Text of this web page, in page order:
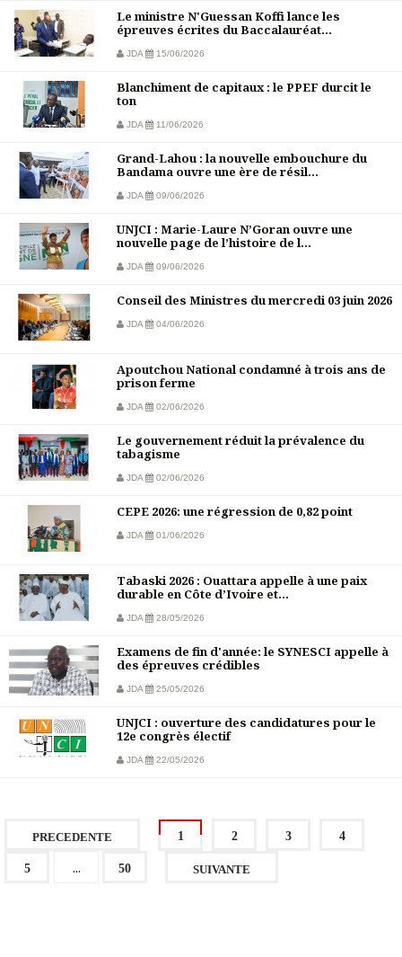
Le ministre N'Guessan Koffi lance les
épreuves écrites du Baccalauréat...
JDA 15/06/2026
Blanchiment de capitaux : le PPEF durcit le
ton
JDA 11/06/2026
Grand-Lahou : la nouvelle embouchure du
Bandama ouvre une ère de résil...
JDA 09/06/2026
UNJCI : Marie-Laure N’Goran ouvre une
nouvelle page de l’histoire de l...
JDA 09/06/2026
Conseil des Ministres du mercredi 03 juin 2026
JDA 04/06/2026
Apoutchou National condamné à trois ans de
prison ferme
JDA 02/06/2026
Le gouvernement réduit la prévalence du
tabagisme
JDA 02/06/2026
CEPE 2026: une régression de 0,82 point
JDA 01/06/2026
Tabaski 2026 : Ouattara appelle à une paix
durable en Côte d’Ivoire et...
JDA 28/05/2026
Examens de fin d'année: le SYNESCI appelle à
des épreuves crédibles
JDA 25/05/2026
UNJCI : ouverture des candidatures pour le
12e congrès électif
JDA 22/05/2026
PRECEDENTE 1 2 3 4
5 ... 50 SUIVANTE